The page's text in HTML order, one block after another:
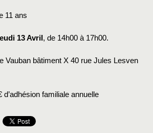
11 ans
13 Avril , de 14h00 à 17h00.
Vauban bâtiment X 40 rue Jules Lesven
familiale annuelle